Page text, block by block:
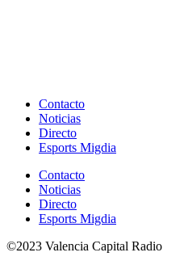
Contacto
Noticias
Directo
Esports Migdia
Contacto
Noticias
Directo
Esports Migdia
©2023 Valencia Capital Radio